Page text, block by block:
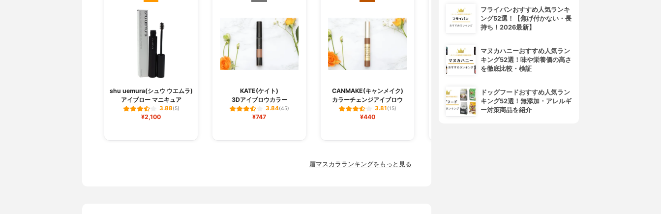
shu uemura(シュウ ウエムラ)
アイブロー マニキュア
3.88(5)
¥2,100
KATE(ケイト)
3Dアイブロウカラー
3.84(45)
¥747
CANMAKE(キャンメイク)
カラーチェンジアイブロウ
3.81(15)
¥440
Visée(ヴィセ)
リシェ カラーリング アイブロ
ウマスカラ
dejavu(デジャヴュ)
アイブロウカラー
眉マスカラランキングをもっと見る
フライパンおすすめ人気ランキ
ング52選！【焦げ付かない・長
持ち！2026最新】
マヌカハニーおすすめ人気ラン
キング52選！味や栄養価の高さ
を徹底比較・検証
ドッグフードおすすめ人気ラン
キング52選！無添加・アレルギ
ー対策商品を紹介